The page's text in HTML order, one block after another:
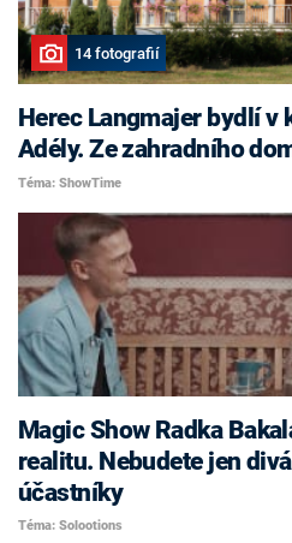
14 fotografií
Herec Langmajer bydlí v
Adély. Ze zahradního
Téma: ShowTime
Magic Show Radka
realitu. Nebudete jen
účastníky
Téma: Solootions